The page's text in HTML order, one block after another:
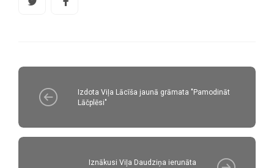
Izdota Viļa Lācīša jaunā grāmata "Pamodināt
Lāčplēsi"
Iznākusi Viļa Daudziņa ierunāta